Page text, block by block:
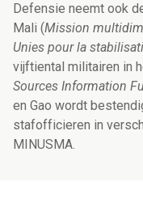
Defensie neemt ook
Mali (Mission
Unies pour la
vijftiental militairen in
Sources Information
en Gao wordt
stafofficieren in
MINUSMA.